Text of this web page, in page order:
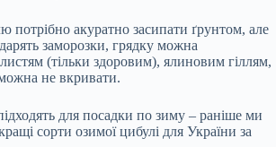
потрібно акуратно засипати ґрунтом, але
заморозки, грядку можна
(тільки здоровим), ялиновим гіллям,
не вкривати.
для посадки по зиму – раніше ми
сорти озимої цибулі для України за